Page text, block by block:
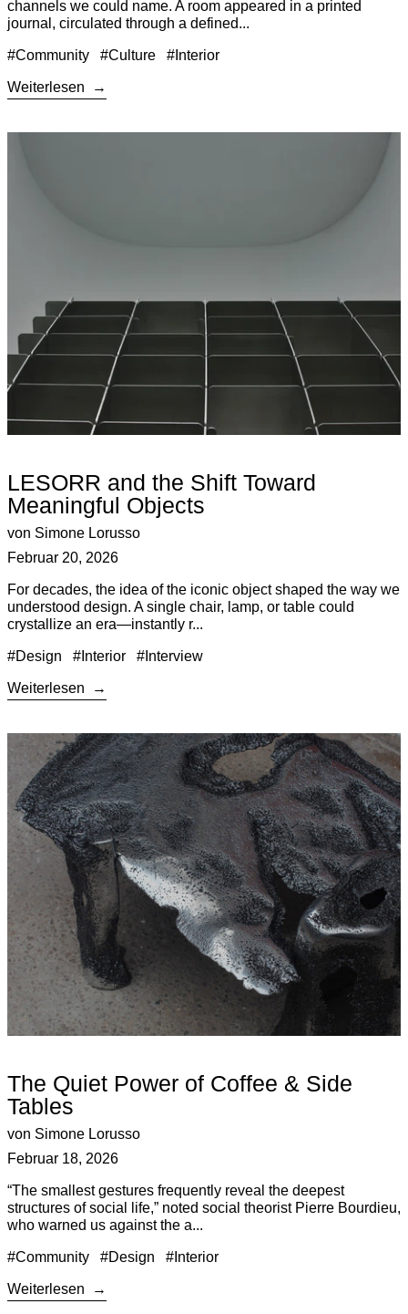
channels we could name. A room appeared in a printed
journal, circulated through a defined...
#Community #Culture #Interior
Weiterlesen
Weiterlesen: LESORR and the Shift Toward Meaningful Objects
LESORR and the Shift Toward
Meaningful Objects
von Simone Lorusso
Februar 20, 2026
For decades, the idea of the iconic object shaped the way we
understood design. A single chair, lamp, or table could
crystallize an era—instantly r...
#Design #Interior #Interview
Weiterlesen
Weiterlesen: The Quiet Power of Coffee & Side Tables
The Quiet Power of Coffee & Side
Tables
von Simone Lorusso
Februar 18, 2026
“The smallest gestures frequently reveal the deepest
structures of social life,” noted social theorist Pierre Bourdieu,
who warned us against the a...
#Community #Design #Interior
Weiterlesen